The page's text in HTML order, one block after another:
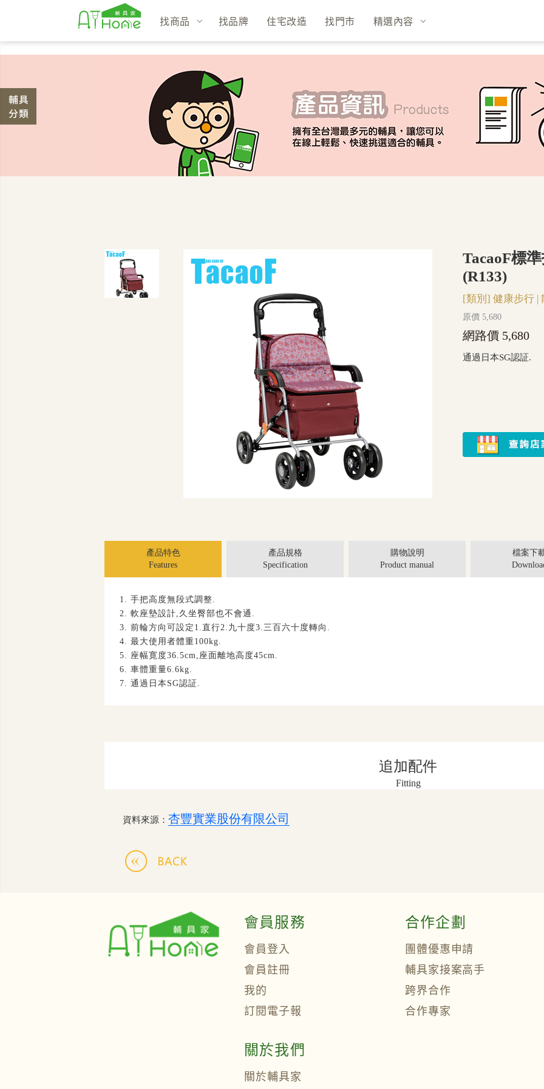
找商品 找品牌 住宅改造 找門市 精選內容
TacaoF標
(R133)
[類別] 健康步行 |
原價 5,680
網路價 5,680
通過日本SG認証.
產品特色
Features
產品規格
Specification
購物說明
Product manual
檔案下
1. 手把高度無段式調整.
2. 軟座墊設計, 久坐臀部也不會通 .
3. 前輪方向可設定 1.直行2. 九十度3.三百六十度轉向 .
4. 最大使用者體重100kg.
5. 座幅寛度36.5cm, 座面離地高度45cm.
6. 車體重量6.6kg.
7. 通過日本 SG認証 .
追加配件
Fitting
資料來源： 杏豐實業股份有限公司
會員服務
會員登入
會員註冊
我的
訂閱電子報
合作企劃
團體優惠申請
輔具家接案高手
跨界合作
合作專家
關於我們
關於輔具家